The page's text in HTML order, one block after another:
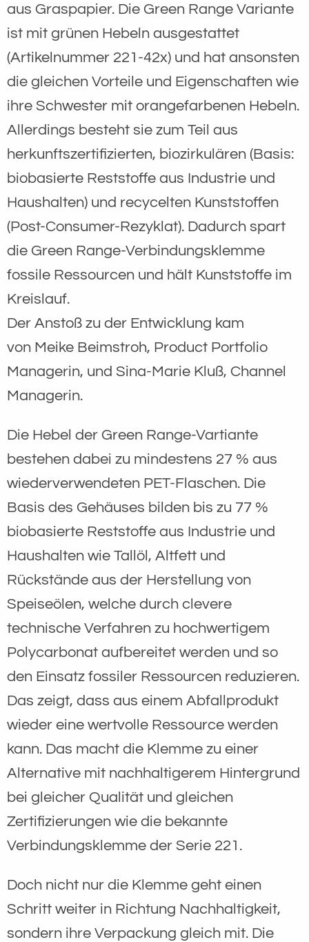
aus Graspapier. Die Green Range Variante
ist mit grünen Hebeln ausgestattet
(Artikelnummer 221-42x) und hat ansonsten
die gleichen Vorteile und Eigenschaften wie
ihre Schwester mit orangefarbenen Hebeln.
Allerdings besteht sie zum Teil aus
herkunftszertifizierten, biozirkulären (Basis:
biobasierte Reststoffe aus Industrie und
Haushalten) und recycelten Kunststoffen
(Post-Consumer-Rezyklat). Dadurch spart
die Green Range-Verbindungsklemme
fossile Ressourcen und hält Kunststoffe im
Kreislauf.
Der Anstoß zu der Entwicklung kam
von Meike Beimstroh, Product Portfolio
Managerin, und Sina-Marie Kluß, Channel
Managerin.
Die Hebel der Green Range-Vartiante
bestehen dabei zu mindestens 27 % aus
wiederverwendeten PET-Flaschen. Die
Basis des Gehäuses bilden bis zu 77 %
biobasierte Reststoffe aus Industrie und
Haushalten wie Tallöl, Altfett und
Rückstände aus der Herstellung von
Speiseölen, welche durch clevere
technische Verfahren zu hochwertigem
Polycarbonat aufbereitet werden und so
den Einsatz fossiler Ressourcen reduzieren.
Das zeigt, dass aus einem Abfallprodukt
wieder eine wertvolle Ressource werden
kann. Das macht die Klemme zu einer
Alternative mit nachhaltigerem Hintergrund
bei gleicher Qualität und gleichen
Zertifizierungen wie die bekannte
Verbindungsklemme der Serie 221.
Doch nicht nur die Klemme geht einen
Schritt weiter in Richtung Nachhaltigkeit,
sondern ihre Verpackung gleich mit. Die